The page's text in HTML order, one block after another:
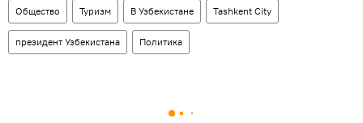
Общество Туризм В Узбекистане Tashkent City
президент Узбекистана Политика